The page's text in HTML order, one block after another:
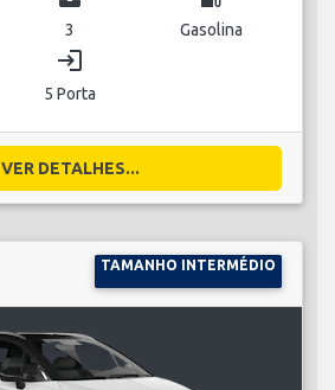
3 Gasolina
login
5 Porta
VER DETALHES...
TAMANHO INTERMÉDIO